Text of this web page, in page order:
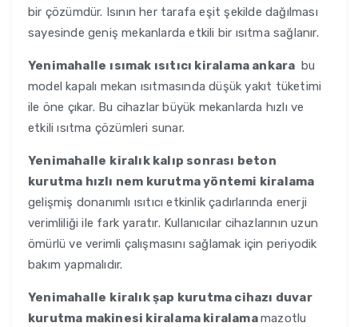
bir çözümdür. Isının her tarafa eşit şekilde dağılması
sayesinde geniş mekanlarda etkili bir ısıtma sağlanır.
Yenimahalle ısımak ısıtıcı kiralama ankara bu
model kapalı mekan ısıtmasında düşük yakıt tüketimi
ile öne çıkar. Bu cihazlar büyük mekanlarda hızlı ve
etkili ısıtma çözümleri sunar.
Yenimahalle kiralık kalıp sonrası beton
kurutma hızlı nem kurutma yöntemi kiralama
gelişmiş donanımlı ısıtıcı etkinlik çadırlarında enerji
verimliliği ile fark yaratır. Kullanıcılar cihazlarının uzun
ömürlü ve verimli çalışmasını sağlamak için periyodik
bakım yapmalıdır.
Yenimahalle kiralık şap kurutma cihazı duvar
kurutma makinesi kiralama kiralamamazotlu